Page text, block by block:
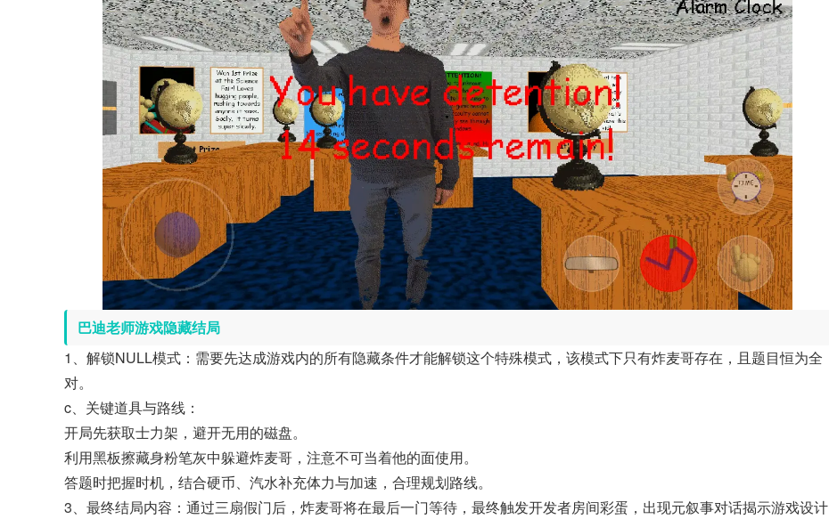
巴迪老师游戏隐藏结局
1、解锁NULL模式：需要先达成游戏内的所有隐藏条件才能解锁这个特殊模式，该模式下只有炸麦哥存在，且题目恒为全
对。
c、关键道具与路线：
开局先获取士力架，避开无用的磁盘。
利用黑板擦藏身粉笔灰中躲避炸麦哥，注意不可当着他的面使用。
答题时把握时机，结合硬币、汽水补充体力与加速，合理规划路线。
3、最终结局内容：通过三扇假门后，炸麦哥将在最后一门等待，最终触发开发者房间彩蛋，出现元叙事对话揭示游戏设计